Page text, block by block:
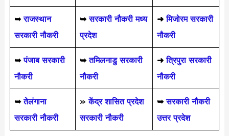
➥ राजस्थान
सरकारी नौकरी
➥सरकारी नौकरी मध्य
प्रदेश
➜मिजोरम सरकारी
नौकरी
➥ पंजाब सरकारी
नौकरी
➥ तमिलनाडु सरकारी
नौकरी
➜ त्रिपुरा सरकारी
नौकरी
➥तेलंगाना
सरकारी नौकरी
»केंद्र शासित प्रदेश
सरकारी नौकरी
➥ सरकारी नौकरी
उत्तर प्रदेश